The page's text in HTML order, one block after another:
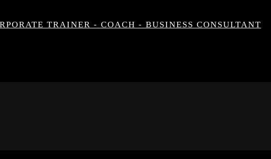
TRAINER - COACH - BUSINESS CONSULTANT